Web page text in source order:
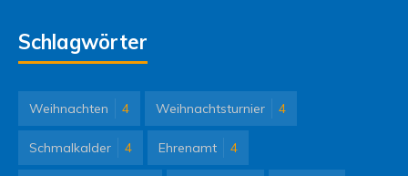
Schlagwörter
Weihnachten 4 Weihnachtsturnier 4
Schmalkalder 4 Ehrenamt 4